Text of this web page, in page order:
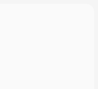
imagem